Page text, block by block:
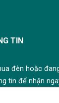
TIN
đèn hoặc
tin để nhận